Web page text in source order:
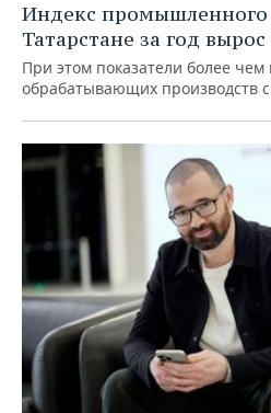
Индекс промышленного
Татарстане за год вырос
При этом показатели более
обрабатывающих производств